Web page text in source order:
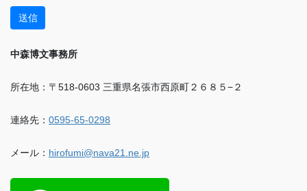
中森博文事務所
所在地：〒518-0603 三重県名張市西原町２６８５−２
連絡先： 0595-65-0298
メール： hirofumi@nava21.ne.jp